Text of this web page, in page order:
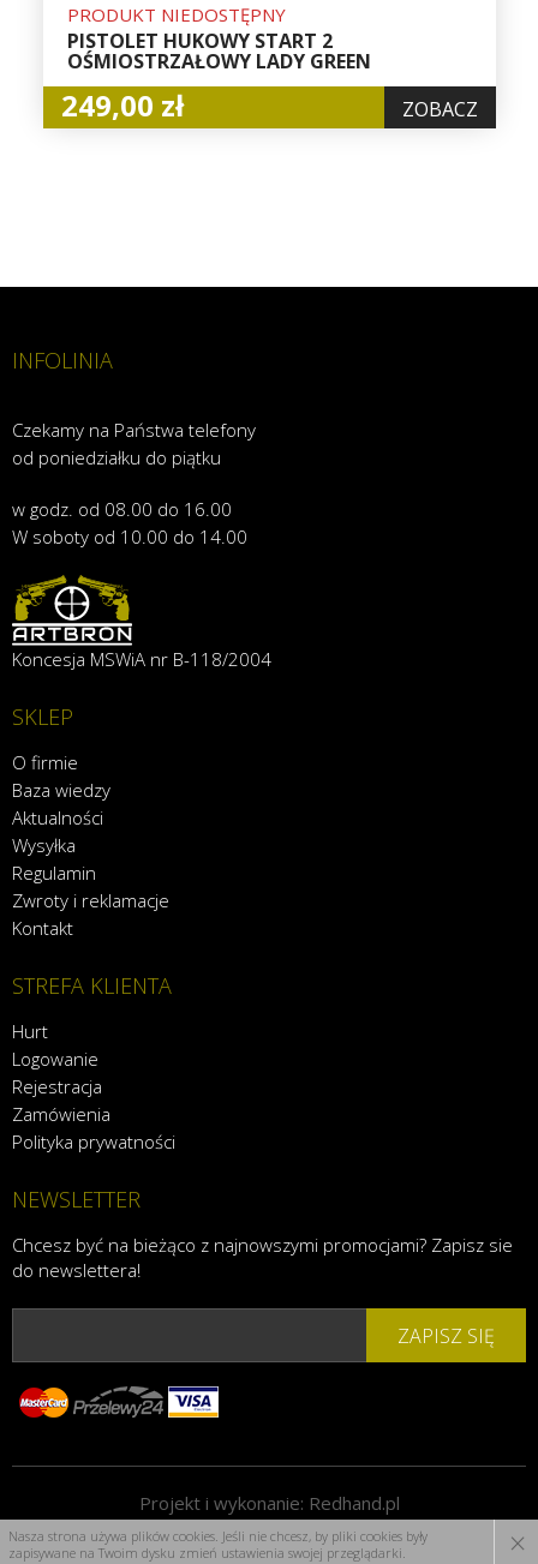
PRODUKT NIEDOSTĘPNY
PISTOLET HUKOWY START 2
OŚMIOSTRZAŁOWY LADY GREEN
249,00 zł ZOBACZ
INFOLINIA
Czekamy na Państwa telefony
od poniedziałku do piątku
w godz. od 08.00 do 16.00
W soboty od 10.00 do 14.00
Koncesja MSWiA nr B-118/2004
SKLEP
O firmie
Baza wiedzy
Aktualności
Wysyłka
Regulamin
Zwroty i reklamacje
Kontakt
STREFA KLIENTA
Hurt
Logowanie
Rejestracja
Zamówienia
Polityka prywatności
NEWSLETTER
Chcesz być na bieżąco z najnowszymi promocjami? Zapisz sie
do newslettera!
ZAPISZ SIĘ
Projekt i wykonanie: Redhand.pl
Nasza strona używa plików cookies. Jeśli nie chcesz, by pliki cookies były
zapisywane na Twoim dysku zmień ustawienia swojej przeglądarki.
×